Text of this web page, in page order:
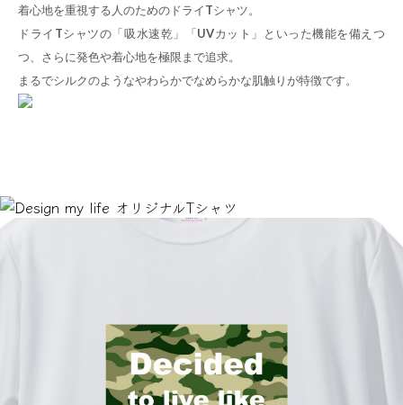
着心地を重視する人のためのドライTシャツ。
ドライTシャツの「吸水速乾」「UVカット」といった機能を備えつ
つ、さらに発色や着心地を極限まで追求。
まるでシルクのようなやわらかでなめらかな肌触りが特徴です。